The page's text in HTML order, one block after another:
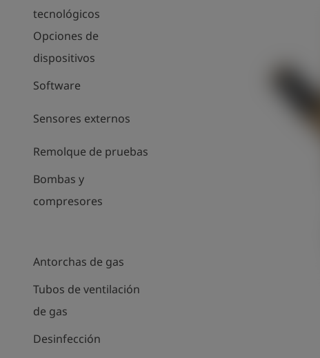
tecnológicos
Opciones de
dispositivos
Software
Sensores externos
Remolque de pruebas
Bombas y
compresores
Antorchas de gas
Tubos de ventilación
de gas
Desinfección